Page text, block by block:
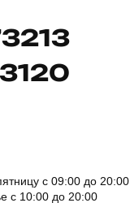
с 09:00 до 20:00
с 10:00 до 20:00